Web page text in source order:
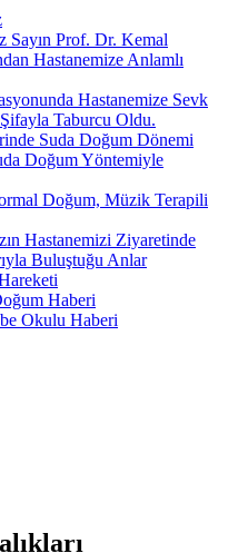
Sayın Prof. Dr. Kemal
Hastanemize Anlamlı
Hastanemize Sevk
Taburcu Oldu.
Suda Doğum Dönemi
Doğum Yöntemiyle
Doğum, Müzik Terapili
Hastanemizi Ziyaretinde
Buluştuğu Anlar
Haberi
Okulu Haberi